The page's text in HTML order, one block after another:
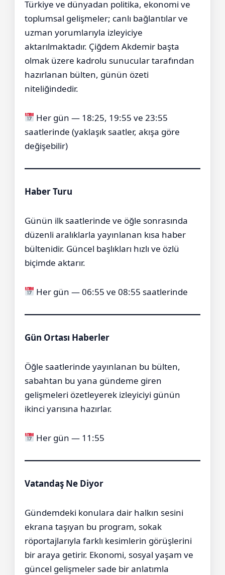
Türkiye ve dünyadan politika, ekonomi ve
toplumsal gelişmeler; canlı bağlantılar ve
uzman yorumlarıyla izleyiciye
aktarılmaktadır. Çiğdem Akdemir başta
olmak üzere kadrolu sunucular tarafından
hazırlanan bülten, günün özeti
niteliğindedir.
Her gün — 18:25, 19:55 ve 23:55
saatlerinde (yaklaşık saatler, akışa göre
değişebilir)
Haber Turu
Günün ilk saatlerinde ve öğle sonrasında
düzenli aralıklarla yayınlanan kısa haber
bültenidir. Güncel başlıkları hızlı ve özlü
biçimde aktarır.
Her gün — 06:55 ve 08:55 saatlerinde
Gün Ortası Haberler
Öğle saatlerinde yayınlanan bu bülten,
sabahtan bu yana gündeme giren
gelişmeleri özetleyerek izleyiciyi günün
ikinci yarısına hazırlar.
Her gün — 11:55
Vatandaş Ne Diyor
Gündemdeki konulara dair halkın sesini
ekrana taşıyan bu program, sokak
röportajlarıyla farklı kesimlerin görüşlerini
bir araya getirir. Ekonomi, sosyal yaşam ve
güncel gelişmeler sade bir anlatımla